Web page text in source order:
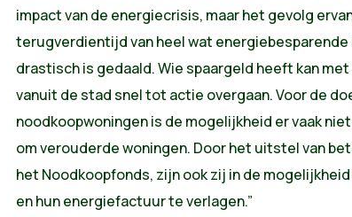
impact van de energiecrisis, maar het gevolg
terugverdientijd van heel wat
drastisch is gedaald. Wie spaargeld heeft kan
vanuit de stad snel tot actie overgaan. Voor de
noodkoopwoningen is de mogelijkheid er vaak
om verouderde woningen. Door het uitstel van
het Noodkoopfonds, zijn ook zij in de
en hun energiefactuur te verlagen.”